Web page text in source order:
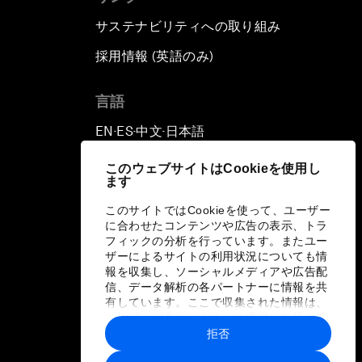
このウェブサイトはCookieを使用し
ます
このサイトではCookieを使って、ユーザー
に合わせたコンテンツや広告の表示、トラ
フィックの分析を行っています。またユー
ザーによるサイトの利用状況についても情
報を収集し、ソーシャルメディアや広告配
信、データ解析の各パートナーに情報を共
有しています。ここで収集された情報は、
ユーザーが各パートナーに提供した他の情
報や各パートナーのサービスを使用した際
に収集された情報と組み合わされ、各パー
拒否
サステナビリティへの取り組み
採用情報 (英語のみ)
言語
EN ▪ ES▪中文▪ 日本語